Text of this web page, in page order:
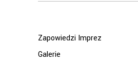
Zapowiedzi Imprez
Galerie